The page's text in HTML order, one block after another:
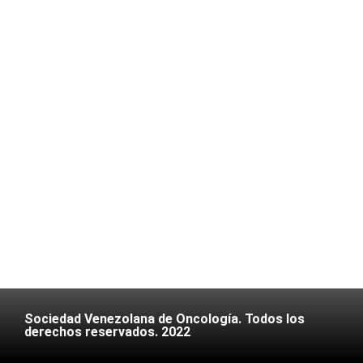
Sociedad Venezolana de Oncología. Todos los
derechos reservados. 2022